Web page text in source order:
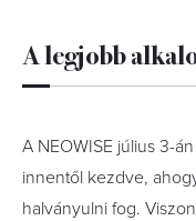
A legjobb
A NEOWISE július 3-
innentől kezdve,
halványulni fog.